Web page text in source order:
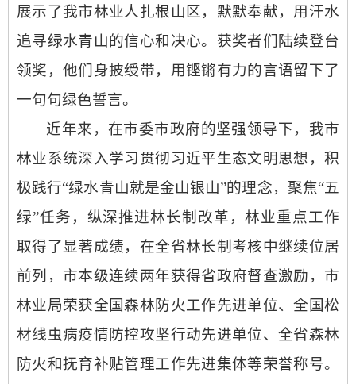
展示了我市林业人扎根山区，默默奉献，用汗水
追寻绿水青山的信心和决心。获奖者们 陆续登台
领奖，他们 身披绶带，用铿锵有力的言语留下了
一句句绿色誓言。
近年来 ，在市委市政府的坚强领导下， 我市
林业系统深入学习贯彻习近平生态文明思想， 积
极践行“绿水青山就是金山银山”的理念， 聚焦“五
绿”任务，纵深推进林长制改革，林业重点工作
取得了显著成绩， 在全省林长制考核中继续位居
前列，市本级连续两年获得省政府督查激励，市
林业局荣获全国森林防火工作先进单位、全国松
材线虫病疫情防控攻坚行动先进单位、全省森林
防火和抚育补贴管理工作先进集体等荣誉称号。